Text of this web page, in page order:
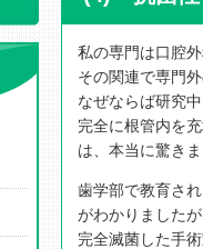
私の専門は口腔
その関連で専門
なぜならば研究
完全に根管内を
は、本当に驚き
歯学部で教育さ
がわかりました
完全滅菌した手